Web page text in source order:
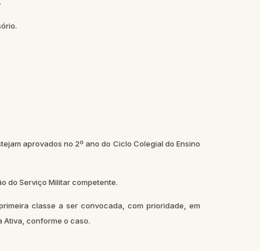
aprovados no 2º ano do Ciclo Colegial do Ensino
do Serviço Militar competente.
classe a ser convocada, com prioridade, em
Ativa, conforme o caso.